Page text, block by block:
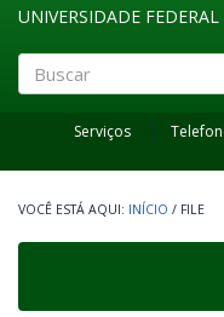
UNIVERSIDADE
Serviços
INÍCIO / FILE